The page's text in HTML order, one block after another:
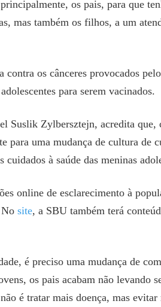
os pais, para que
mas também os filhos, a um
contra os cânceres provocados
para serem vacinados.
Suslik Zylbersztejn, acredita que,
para uma mudança de cultura de
à saúde das meninas
online de esclarecimento à
site, a SBU também terá
é preciso uma mudança de
os pais acabam não levando
é tratar mais doença, mas evitar